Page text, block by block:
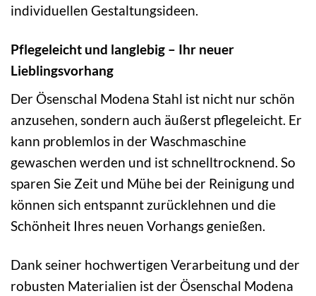
individuellen Gestaltungsideen.
Pflegeleicht und langlebig – Ihr neuer
Lieblingsvorhang
Der Ösenschal Modena Stahl ist nicht nur schön
anzusehen, sondern auch äußerst pflegeleicht. Er
kann problemlos in der Waschmaschine
gewaschen werden und ist schnelltrocknend. So
sparen Sie Zeit und Mühe bei der Reinigung und
können sich entspannt zurücklehnen und die
Schönheit Ihres neuen Vorhangs genießen.
Dank seiner hochwertigen Verarbeitung und der
robusten Materialien ist der Ösenschal Modena